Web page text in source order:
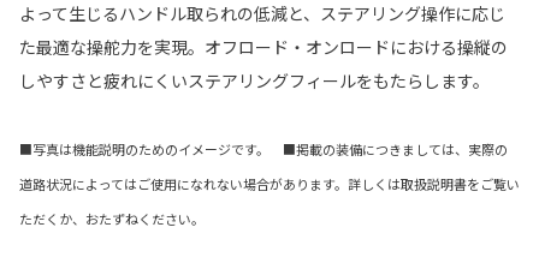
よって生じるハンドル取られの低減と、ステアリング操作に応じ
た最適な操舵力を実現。オフロード・オンロードにおける操縦の
しやすさと疲れにくいステアリングフィールをもたらします。
■写真は機能説明のためのイメージです。 ■掲載の装備につきましては、実際の
道路状況によってはご使用になれない場合があります。詳しくは取扱説明書をご覧い
ただくか、おたずねください。